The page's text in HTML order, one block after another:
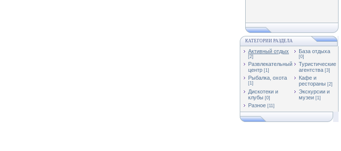
КАТЕГОРИИ РАЗДЕЛА
Активный отдых
[2]
База отдыха
[0]
Развлекательный
центр [1]
Туристические
агентства [3]
Рыбалка, охота
[1]
Кафе и
рестораны [2]
Дискотеки и
клубы [0]
Экскурсии и
музеи [1]
Разное [11]